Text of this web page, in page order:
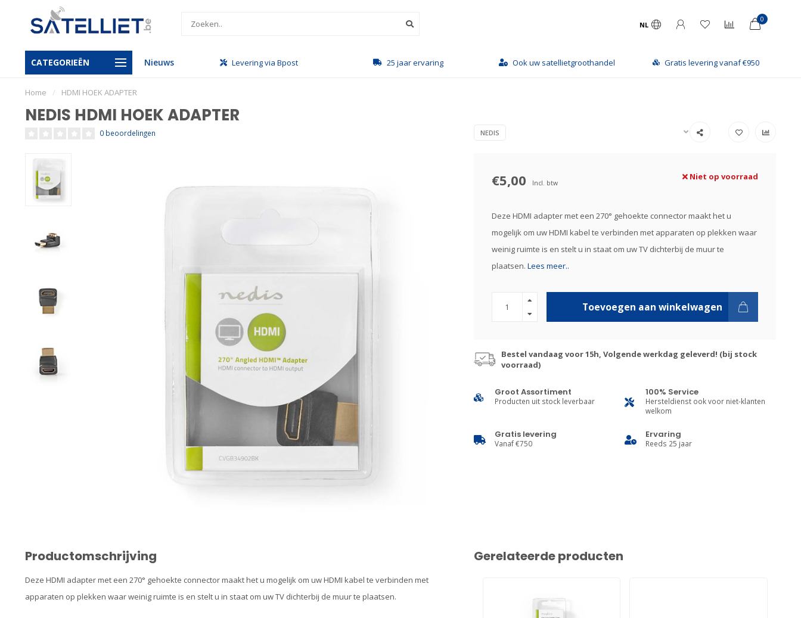
NL
0
CATEGORIEËN Nieuws
Gratis levering vanaf €950 Levering via Bpost 25 jaar ervaring Ook uw satellietgroothandel Gratis levering vanaf €950
Home / HDMI HOEK ADAPTER
NEDIS HDMI HOEK ADAPTER
0 beoordelingen NEDIS
€5,00 Incl. btw
Niet op voorraad
Deze HDMI adapter met een 270° gehoekte connector maakt het u
mogelijk om uw HDMI kabel te verbinden met apparaten op plekken waar
weinig ruimte is en stelt u in staat om uw TV dichterbij de muur te
plaatsen. Lees meer..
Toevoegen aan winkelwagen
Bestel vandaag voor 15h, Volgende werkdag geleverd! (bij stock
voorraad)
Groot Assortiment
Producten uit stock leverbaar
100% Service
Hersteldienst ook voor niet-klanten
welkom
Gratis levering
Vanaf €750
Ervaring
Reeds 25 jaar
Productomschrijving
Deze HDMI adapter met een 270° gehoekte connector maakt het u mogelijk om uw HDMI kabel te verbinden met
apparaten op plekken waar weinig ruimte is en stelt u in staat om uw TV dichterbij de muur te plaatsen.
Gerelateerde producten